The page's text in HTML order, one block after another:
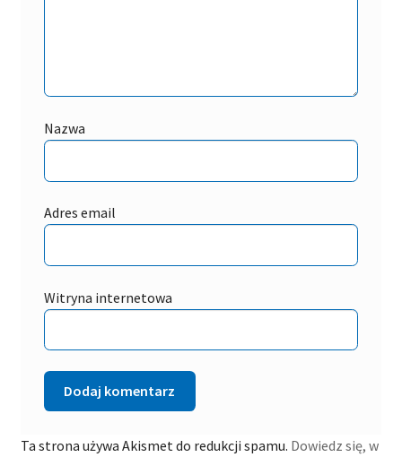
Nazwa
Adres email
Witryna internetowa
Ta strona używa Akismet do redukcji spamu. Dowiedz się, w